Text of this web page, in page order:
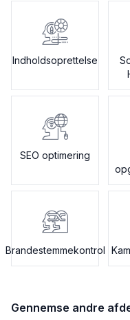
Indholdsoprettelse
SEO optimering
Brandestemmekontrol
Gennemse andre